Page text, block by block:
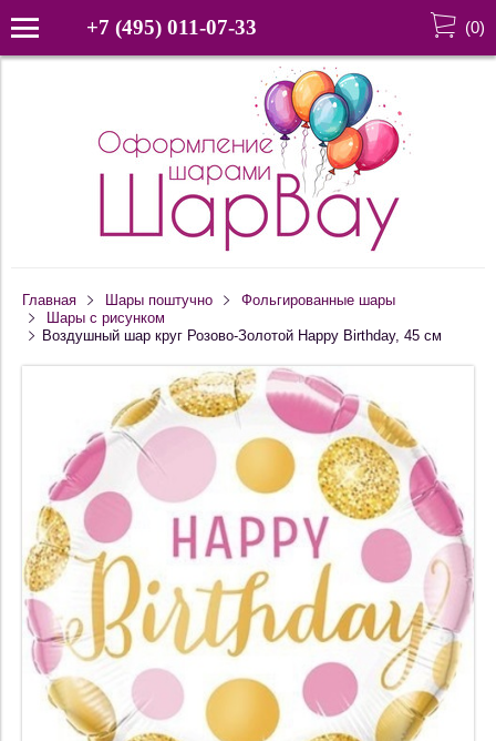
+7 (495) 011-07-33 (0)
Главная Шары поштучно
Фольгированные шары
Шары с рисунком
Воздушный шар круг Розово-Золотой Happy Birthday, 45 см